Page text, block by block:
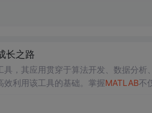
长之路
，其应用贯穿于算法开发、数据分析
利用该工具的基础。掌握MATLAB不